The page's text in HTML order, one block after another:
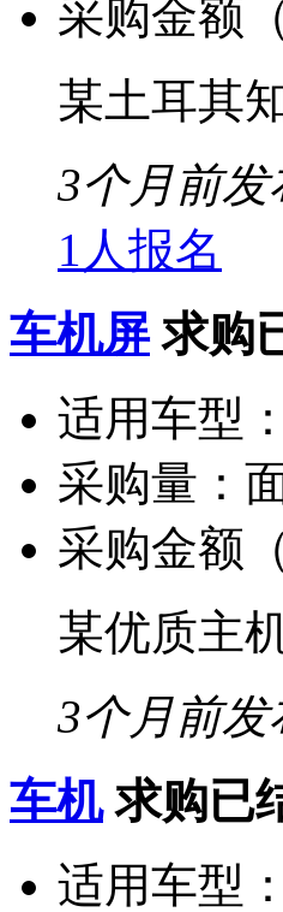
采购金额
某土耳其
3个月前发
1人报名
车机屏 求购
适用车型：
采购量：
采购金额
某优质主
3个月前发
车机 求购已
适用车型：